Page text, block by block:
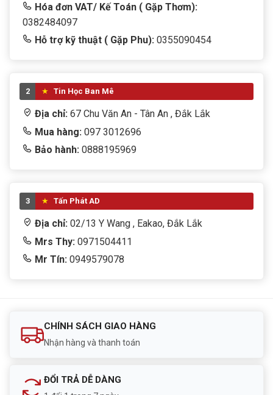
Hóa đơn VAT/ Kế Toán ( Gặp Thơm):
0382484097
Hỗ trợ kỹ thuật ( Gặp Phu): 0355090454
2 Tin Học Ban Mê
Địa chỉ: 67 Chu Văn An - Tân An , Đắk Lắk
Mua hàng: 097 3012696
Bảo hành: 0888195969
3 Tấn Phát AD
Địa chỉ: 02/13 Y Wang , Eakao, Đắk Lắk
Mrs Thy: 0971504411
Mr Tín: 0949579078
CHÍNH SÁCH GIAO HÀNG
Nhận hàng và thanh toán
ĐỔI TRẢ DỄ DÀNG